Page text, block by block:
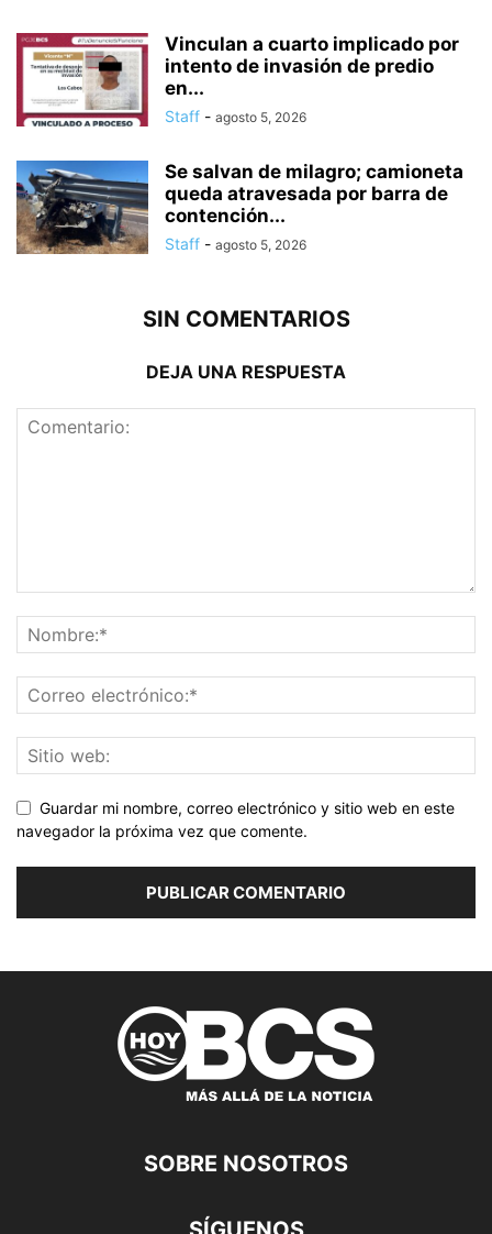
Vinculan a cuarto implicado por
intento de invasión de predio
en...
Staff - agosto 5, 2026
Se salvan de milagro; camioneta
queda atravesada por barra de
contención...
Staff - agosto 5, 2026
SIN COMENTARIOS
DEJA UNA RESPUESTA
Guardar mi nombre, correo electrónico y sitio web en este
navegador la próxima vez que comente.
SOBRE NOSOTROS